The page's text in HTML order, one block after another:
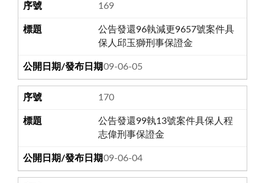
169
公告發還96執減更9657號案件具
保人邱玉獅刑事保證金
109-06-05
170
公告發還99執13號案件具保人程
志偉刑事保證金
109-06-04